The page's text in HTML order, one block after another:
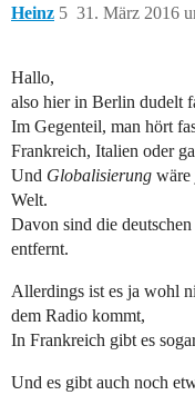
Heinz 31. März 2016
5
Hallo,
also hier in Berlin dudelt
Im Gegenteil, man hört
Frankreich, Italien oder
Und Globalisierung wäre
Welt.
Davon sind die
entfernt.
Allerdings ist es ja wohl
dem Radio kommt,
In Frankreich gibt es
Und es gibt auch noch